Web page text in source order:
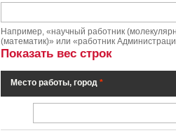
Например, «научный работник
(математик)» или «работник
Показать вес строк
Место работы, город *